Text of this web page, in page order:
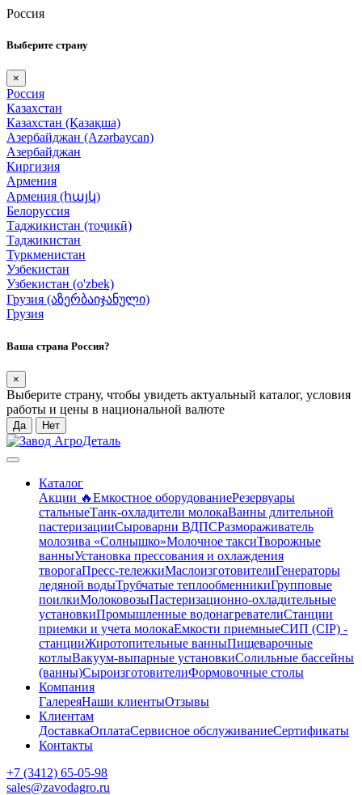
Россия
Выберите страну
×
Россия
Казахстан
Казахстан (Қазақша)
Азербайджан (Azərbaycan)
Азербайджан
Киргизия
Армения
Армения (հայկ)
Белоруссия
Таджикистан (тоҷикӣ)
Таджикистан
Туркменистан
Узбекистан
Узбекистан (o'zbek)
Грузия (აზერბაიჯანული)
Грузия
Ваша страна Россия?
×
Выберите страну, чтобы увидеть актуальный каталог, условия
работы и цены в национальной валюте
Да Нет
Каталог
Акции 🔥Емкостное оборудованиеРезервуары
стальныеТанк-охладители молокаВанны длительной
пастеризацииСыроварни ВДПСРазмораживатель
молозива «Солнышко»Молочное таксиТворожные
ванныУстановка прессования и охлаждения
творогаПресс-тележкиМаслоизготовителиГенераторы
ледяной водыТрубчатые теплообменникиГрупповые
поилкиМолоковозыПастеризационно-охладительные
установкиПромышленные водонагревателиСтанции
приемки и учета молокаЕмкости приемныеСИП (CIP) -
станцииЖиротопительные ванныПищеварочные
котлыВакуум-выпарные установкиСолильные бассейны
(ванны)СыроизготовителиФормовочные столы
Компания
ГалереяНаши клиентыОтзывы
Клиентам
ДоставкаОплатаСервисное обслуживаниеСертификаты
Контакты
+7 (3412) 65-05-98
sales@zavodagro.ru